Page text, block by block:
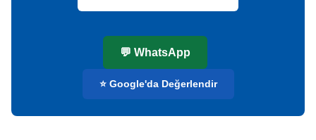
💬 WhatsApp
⭐ Google'da Değerlendir